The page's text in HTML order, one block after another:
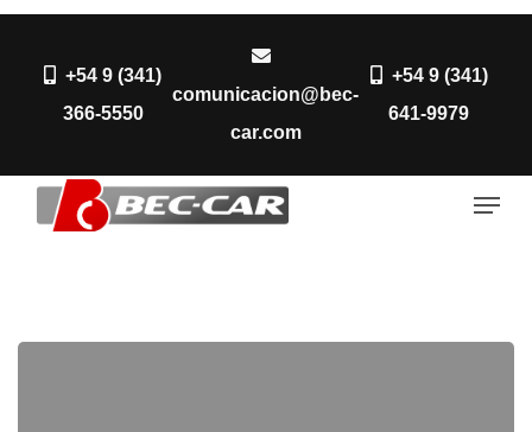
Skip
+54 9 (341)
366-5550
comunicacion@bec-
car.com
+54 9 (341)
641-9979
Close